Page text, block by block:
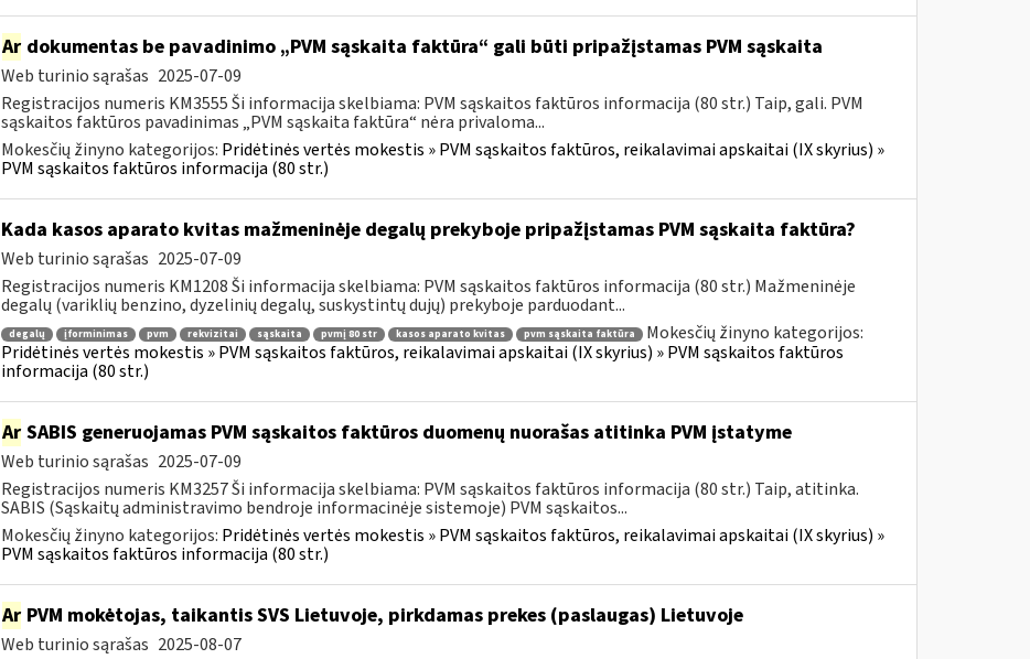
Ardokumentas be pavadinimo „PVM sąskaita faktūra“ gali būti pripažįstamas PVM sąskaita
Web turinio sąrašas 2025-07-09
Registracijos numeris KM3555 Ši informacija skelbiama: PVM sąskaitos faktūros informacija (80 str.) Taip, gali. PVM
sąskaitos faktūros pavadinimas „PVM sąskaita faktūra“ nėra privaloma...
Mokesčių žinyno kategorijos: Pridėtinės vertės mokestis » PVM sąskaitos faktūros, reikalavimai apskaitai (IX skyrius) »
PVM sąskaitos faktūros informacija (80 str.)
Kada kasos aparato kvitas mažmeninėje degalų prekyboje pripažįstamas PVM sąskaita faktūra?
Web turinio sąrašas 2025-07-09
Registracijos numeris KM1208 Ši informacija skelbiama: PVM sąskaitos faktūros informacija (80 str.) Mažmeninėje
degalų (variklių benzino, dyzelinių degalų, suskystintų dujų) prekyboje parduodant...
degalų įforminimas pvm rekvizitai sąskaita pvmį 80 str kasos aparato kvitas pvm sąskaita faktūra
Mokesčių žinyno kategorijos:
Pridėtinės vertės mokestis » PVM sąskaitos faktūros, reikalavimai apskaitai (IX skyrius) » PVM sąskaitos faktūros
informacija (80 str.)
ArSABIS generuojamas PVM sąskaitos faktūros duomenų nuorašas atitinka PVM įstatyme
Web turinio sąrašas 2025-07-09
Registracijos numeris KM3257 Ši informacija skelbiama: PVM sąskaitos faktūros informacija (80 str.) Taip, atitinka.
SABIS (Sąskaitų administravimo bendroje informacinėje sistemoje) PVM sąskaitos...
Mokesčių žinyno kategorijos: Pridėtinės vertės mokestis » PVM sąskaitos faktūros, reikalavimai apskaitai (IX skyrius) »
PVM sąskaitos faktūros informacija (80 str.)
ArPVM mokėtojas, taikantis SVS Lietuvoje, pirkdamas prekes (paslaugas) Lietuvoje
Web turinio sąrašas 2025-08-07